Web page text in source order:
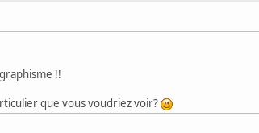
!!
que vous voudriez voir?